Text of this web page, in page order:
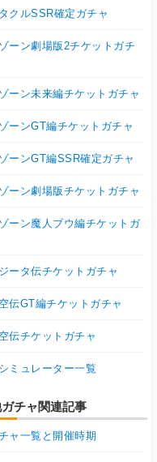
クルSSR確定ガチャ
ーン劇場版2チケットガチ
ーン未来編チケットガチャ
ーンGT編チケットガチャ
ーンGT編SSR確定ガチャ
ーン劇場版チケットガチャ
ーン魔人ブウ編チケットガ
ータ伝チケットガチャ
伝GT編チケットガチャ
伝チケットガチャ
ミュレーター一覧
チャ関連記事
ャ一覧と開催時期